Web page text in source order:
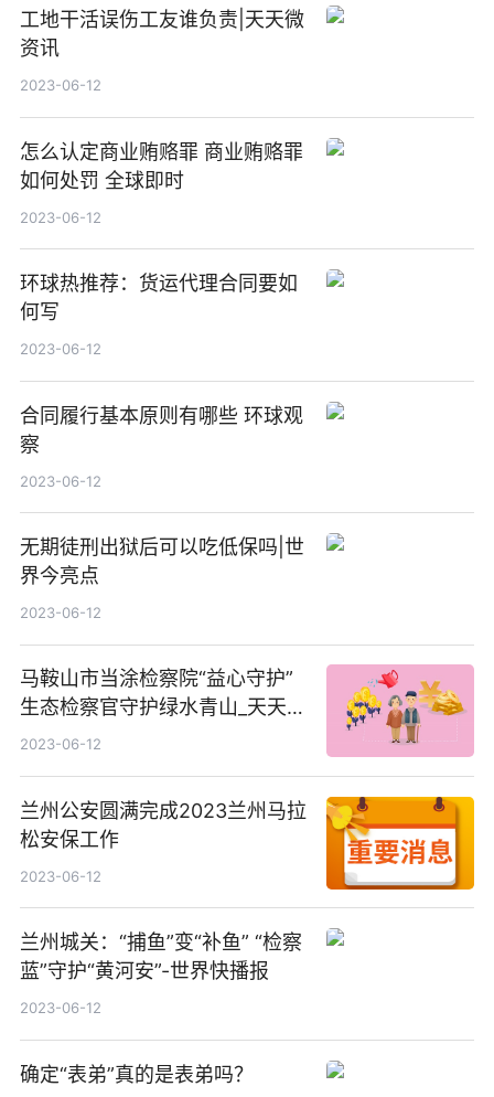
工地干活误伤工友谁负责|天天微
资讯
2023-06-12
怎么认定商业贿赂罪 商业贿赂罪
如何处罚 全球即时
2023-06-12
环球热推荐：货运代理合同要如
何写
2023-06-12
合同履行基本原则有哪些 环球观
察
2023-06-12
无期徒刑出狱后可以吃低保吗|世
界今亮点
2023-06-12
马鞍山市当涂检察院“益心守护”
生态检察官守护绿水青山_天天观
点
2023-06-12
兰州公安圆满完成2023兰州马拉
松安保工作
2023-06-12
兰州城关：“捕鱼”变“补鱼” “检察
蓝”守护“黄河安”-世界快播报
2023-06-12
确定“表弟”真的是表弟吗？